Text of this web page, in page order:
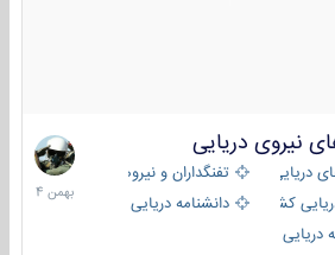
دریایی
دریایی
تفنگداران و نیروهای ویژه‌ی دریایی
کشورهای مختلفدانشنامه دریایی
کپی
22
بهمن
1404